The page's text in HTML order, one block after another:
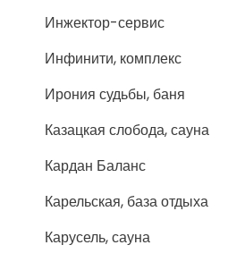
Инжектор-сервис
Инфинити, комплекс
Ирония судьбы, баня
Казацкая слобода, сауна
Кардан Баланс
Карельская, база отдыха
Карусель, сауна